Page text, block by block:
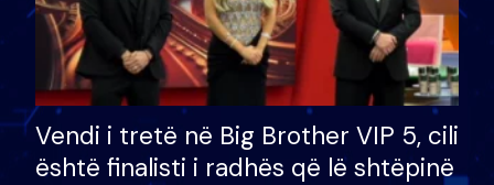
Vendi i tretë në Big Brother VIP 5, cili
është finalisti i radhës që lë shtëpinë